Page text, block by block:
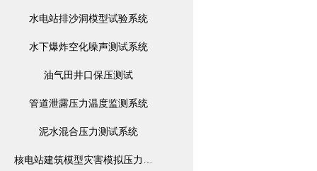
水电站排沙洞模型试验系统
水下爆炸空化噪声测试系统
油气田井口保压测试
管道泄露压力温度监测系统
泥水混合压力测试系统